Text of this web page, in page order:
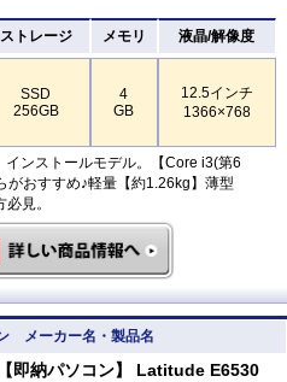
ストレージ メモリ 液晶/解像度
SSD
256GB
4
GB
12.5インチ
1366×768
インストールモデル。【Core i3(第6
がおすすめ♪軽量【約1.26kg】薄型
見。
メーカー名・製品名
即納パソコン】 Latitude E6530